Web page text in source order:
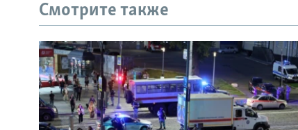
Смотрите также